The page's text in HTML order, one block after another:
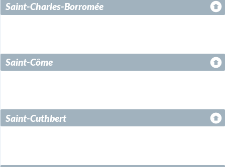
Saint-Charles-Borromée
Saint-Côme
Saint-Cuthbert